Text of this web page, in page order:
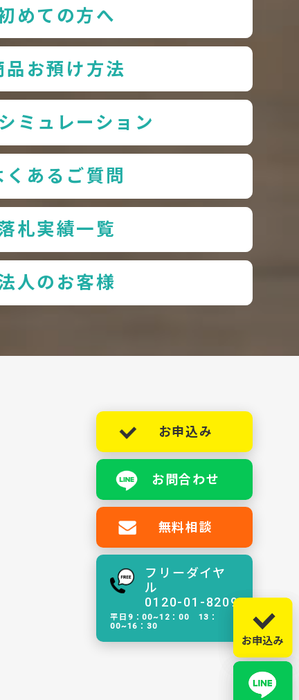
めての方へ
品お預け方法
ミュレーション
くあるご質問
札実績一覧
人のお客様
お申込み
お問合わせ
無料相談
フリーダイヤ
ル
0120-01-8209
平日9：00~12：00 13：
00~16：30